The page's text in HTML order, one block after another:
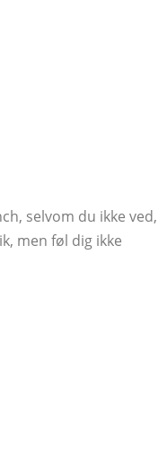
selvom du ikke ved,
men føl dig ikke